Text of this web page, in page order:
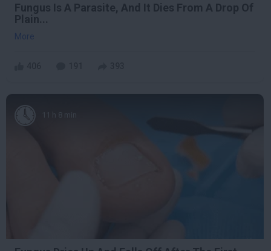
Fungus Is A Parasite, And It Dies From A Drop Of
Plain...
More
11 h 8 min